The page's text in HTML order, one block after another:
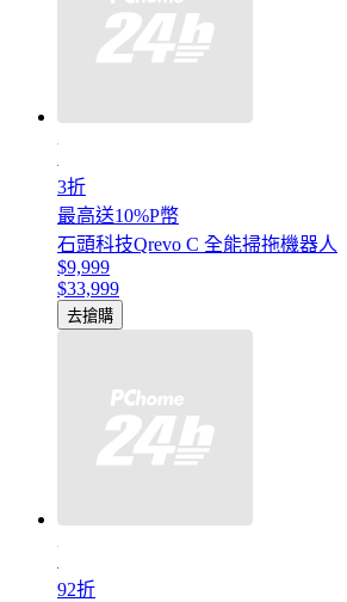
3折
最高送10%P幣
石頭科技Qrevo C 全能掃拖機器人
$9,999
$33,999
去搶購
92折